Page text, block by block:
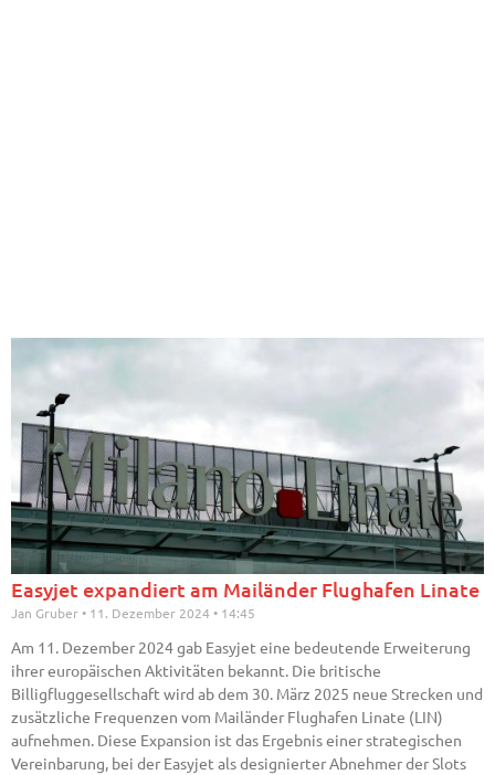
Easyjet expandiert am Mailänder Flughafen Linate
Jan Gruber 11. Dezember 2024 14:45
Am 11. Dezember 2024 gab Easyjet eine bedeutende Erweiterung
ihrer europäischen Aktivitäten bekannt. Die britische
Billigfluggesellschaft wird ab dem 30. März 2025 neue Strecken und
zusätzliche Frequenzen vom Mailänder Flughafen Linate (LIN)
aufnehmen. Diese Expansion ist das Ergebnis einer strategischen
Vereinbarung, bei der Easyjet als designierter Abnehmer der Slots